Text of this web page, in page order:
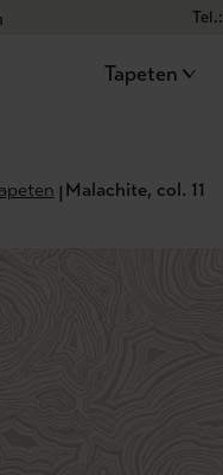
Tel.:
Tapeten
Malachite, col. 11